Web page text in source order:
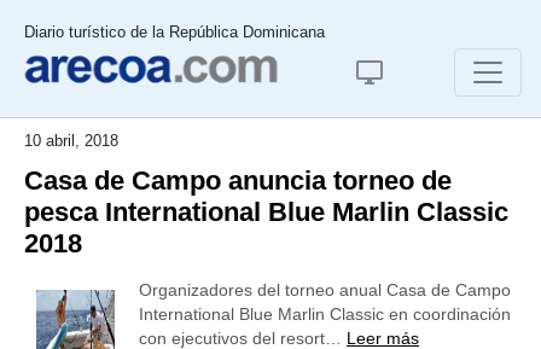
Diario turístico de la República Dominicana
10 abril, 2018
Casa de Campo anuncia torneo de
pesca International Blue Marlin Classic
2018
Organizadores del torneo anual Casa de Campo
International Blue Marlin Classic en coordinación
con ejecutivos del resort… Leer más